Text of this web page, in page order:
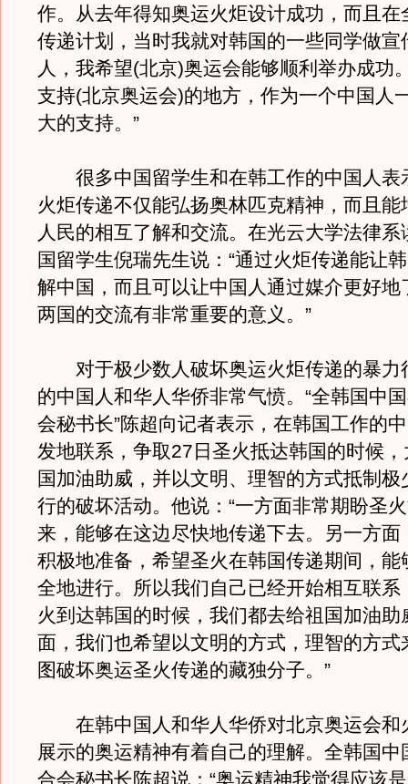
作。从去年得知奥运火炬设计成功，而且在
传递计划，当时我就对韩国的一些同学做宣
人，我希望(北京)奥运会能够顺利举办成功
支持(北京奥运会)的地方，作为一个中国人
大的支持。”
很多中国留学生和在韩工作的中国人表
火炬传递不仅能弘扬奥林匹克精神，而且能
人民的相互了解和交流。在光云大学法律系
国留学生倪瑞先生说：“通过火炬传递能让
解中国，而且可以让中国人通过媒介更好地
两国的交流有非常重要的意义。”
对于极少数人破坏奥运火炬传递的暴力
的中国人和华人华侨非常气愤。“全韩国中
会秘书长”陈超向记者表示，在韩国工作的
发地联系，争取27日圣火抵达韩国的时候
国加油助威，并以文明、理智的方式抵制极
行的破坏活动。他说：“一方面非常期盼圣
来，能够在这边尽快地传递下去。另一方面
积极地准备，希望圣火在韩国传递期间，能
全地进行。所以我们自己已经开始相互联系
火到达韩国的时候，我们都去给祖国加油助
面，我们也希望以文明的方式，理智的方式
图破坏奥运圣火传递的藏独分子。”
在韩中国人和华人华侨对北京奥运会和
展示的奥运精神有着自己的理解。全韩国中
合会秘书长陈超说：“奥运精神我觉得应该